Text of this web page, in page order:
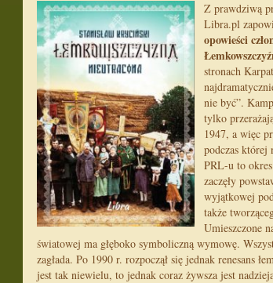
Z prawdziwą
Libra.pl
opowieści
stronach
nie być”.
tylko
1947, a więc
podczas
PRL-u to
zaczęły
wyjątkowej
także
Umieszczone
światowej ma głęboko symboliczną wymowę.
zagłada. Po 1990 r. rozpoczął się jednak renesans
jest tak niewielu, to jednak coraz żywsza jest